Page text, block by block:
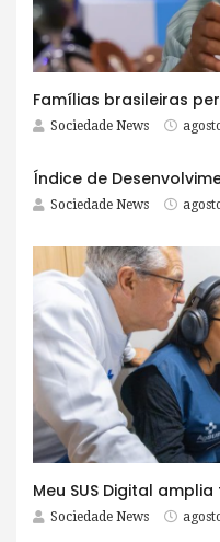
Sociedade News
Sociedade News
Sociedade News